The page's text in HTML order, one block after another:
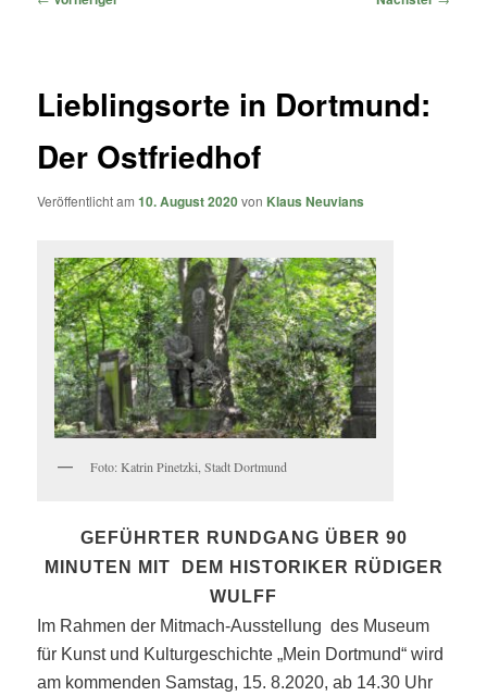
Lieblingsorte in Dortmund:
Der Ostfriedhof
Veröffentlicht am10. August 2020von Klaus Neuvians
Foto: Katrin Pinetzki, Stadt Dortmund
GEFÜHRTER RUNDGANG ÜBER 90
MINUTEN MIT DEM HISTORIKER RÜDIGER
WULFF
Im Rahmen der Mitmach-Ausstellung des Museum
für Kunst und Kulturgeschichte „Mein Dortmund“wird
am kommenden Samstag, 15. 8.2020, ab 14.30 Uhr